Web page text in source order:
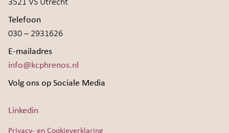
3521 VS Utrecht
Telefoon
030 – 2931626
E-mailadres
info@kcphrenos.nl
Volg ons op Sociale Media
Linkedin
Privacy- en Cookieverklaring